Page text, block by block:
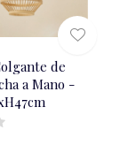
de
a Mano -